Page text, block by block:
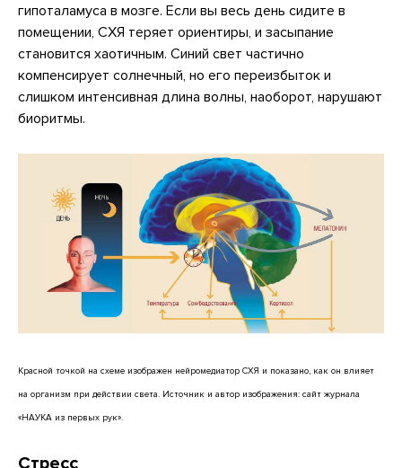
гипоталамуса в мозге. Если вы весь день сидите в
помещении, СХЯ теряет ориентиры, и засыпание
становится хаотичным. Синий свет частично
компенсирует солнечный, но его переизбыток и
слишком интенсивная длина волны, наоборот, нарушают
биоритмы.
Красной точкой на схеме изображен нейромедиатор СХЯ и показано, как он влияет
на организм при действии света. Источник и автор изображения: сайт журнала
«НАУКА из первых рук».